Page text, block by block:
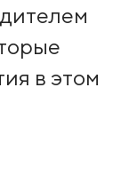
в этом